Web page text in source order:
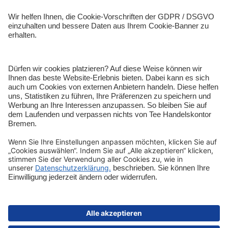
Shop-Service
Schnelle Lieferung
Vertrag widerrufen
Datenschutz Cookie-Einstellungen